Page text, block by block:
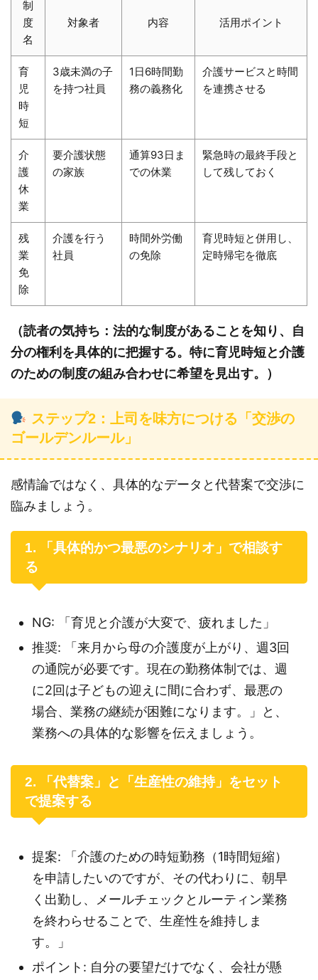
制
度
名
対象者 内容 活用ポイント
育
児
時
短
3歳未満の子
を持つ社員
1日6時間勤
務の義務化
介護サービスと時間
を連携させる
介
護
休
業
要介護状態
の家族
通算93日ま
での休業
緊急時の最終手段と
して残しておく
残
業
免
除
介護を行う
社員
時間外労働
の免除
育児時短と併用し、
定時帰宅を徹底
（読者の気持ち：法的な制度があることを知り、自
分の権利を具体的に把握する。特に育児時短と介護
のための制度の組み合わせに希望を見出す。）
ステップ2：上司を味方につける「交渉の
ゴールデンルール」
感情論ではなく、具体的なデータと代替案で交渉に
臨みましょう。
1. 「具体的かつ最悪のシナリオ」で相談す
る
NG: 「育児と介護が大変で、疲れました」
推奨: 「来月から母の介護度が上がり、週3回
の通院が必要です。現在の勤務体制では、週
に2回は子どもの迎えに間に合わず、最悪の
場合、業務の継続が困難になります。」と、
業務への具体的な影響を伝えましょう。
2. 「代替案」と「生産性の維持」をセット
で提案する
提案: 「介護のための時短勤務（1時間短縮）
を申請したいのですが、その代わりに、朝早
く出勤し、メールチェックとルーティン業務
を終わらせることで、生産性を維持しま
す。」
ポイント: 自分の要望だけでなく、会社が懸